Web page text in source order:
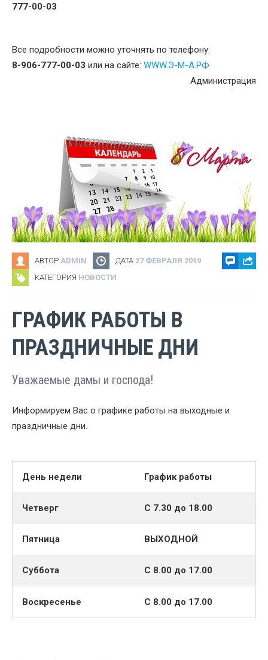
777-00-03
Все подробности можно уточнять по телефону:
8-906-777-00-03 или на сайте: WWW.Э-М-А.РФ
Администрация
АВТОР ADMIN ДАТА 27 ФЕВРАЛЯ 2019
КАТЕГОРИЯ НОВОСТИ
ГРАФИК РАБОТЫ В
ПРАЗДНИЧНЫЕ ДНИ
Уважаемые дамы и господа!
Информируем Вас о графике работы на выходные и
праздничные дни.
День недели График работы
Четверг С 7.30 до 18.00
Пятница ВЫХОДНОЙ
Суббота С 8.00 до 17.00
Воскресенье С 8.00 до 17.00